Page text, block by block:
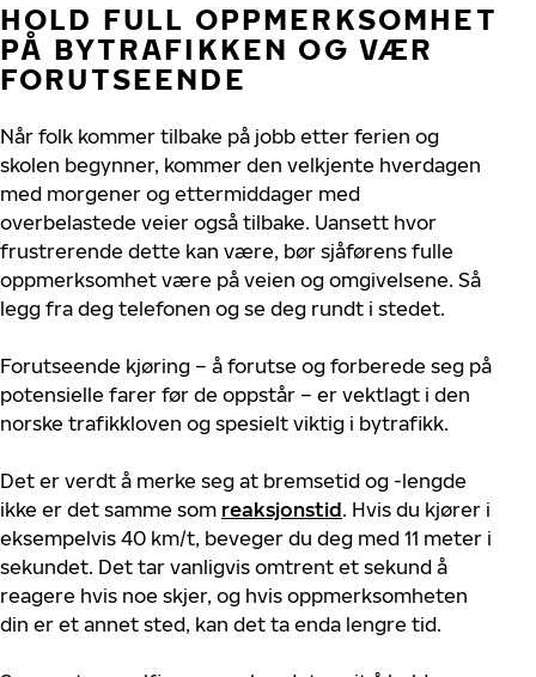
HOLD FULL OPPMERKSOMHET
PÅ BYTRAFIKKEN OG VÆR
FORUTSEENDE
Når folk kommer tilbake på jobb etter ferien og
skolen begynner, kommer den velkjente hverdagen
med morgener og ettermiddager med
overbelastede veier også tilbake. Uansett hvor
frustrerende dette kan være, bør sjåførens fulle
oppmerksomhet være på veien og omgivelsene. Så
legg fra deg telefonen og se deg rundt i stedet.
Forutseende kjøring – å forutse og forberede seg på
potensielle farer før de oppstår – er vektlagt i den
norske trafikkloven og spesielt viktig i bytrafikk.
Det er verdt å merke seg at bremsetid og -lengde
ikke er det samme som reaksjonstid. Hvis du kjører i
eksempelvis 40 km/t, beveger du deg med 11 meter i
sekundet. Det tar vanligvis omtrent et sekund å
reagere hvis noe skjer, og hvis oppmerksomheten
din er et annet sted, kan det ta enda lengre tid.